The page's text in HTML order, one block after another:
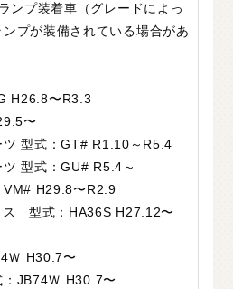
ンプ装着車（グレードによっ
プが装備されている場合があ
H26.8〜R3.3
〜
ツ 型式：GT# R1.10～R5.4
ツ 型式：GU# R5.4～
H29.8〜R2.9
ス 型式：HA36S H27.12〜
Ｗ H30.7〜
JB74Ｗ H30.7〜